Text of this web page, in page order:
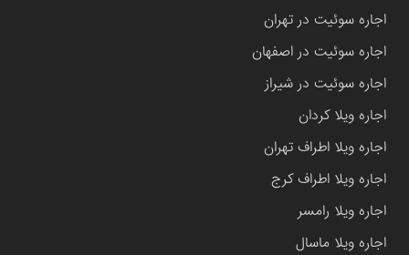
اجاره سوئیت در تهران
اجاره سوئیت در اصفهان
اجاره سوئیت در شیراز
اجاره ویلا کردان
اجاره ویلا اطراف تهران
اجاره ویلا اطراف کرج
اجاره ویلا رامسر
اجاره ویلا ماسال